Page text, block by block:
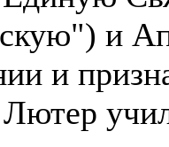
и
и